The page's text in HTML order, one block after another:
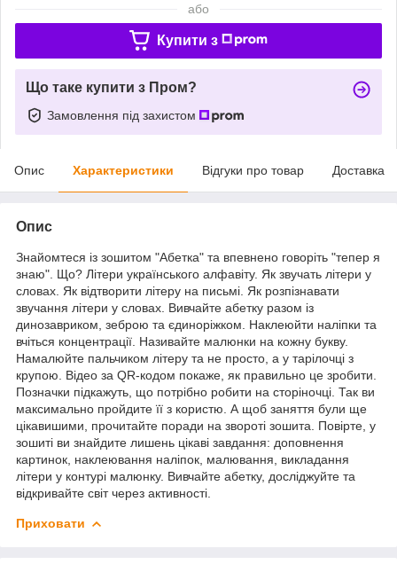
або
Купити з
Що таке купити з Пром?
Замовлення під захистом
Опис Характеристики Відгуки про товар Доставка
Опис
Знайомтеся із зошитом "Абетка" та впевнено говоріть "тепер я
знаю". Що? Літери українського алфавіту. Як звучать літери у
словах. Як відтворити літеру на письмі. Як розпізнавати
звучання літери у словах. Вивчайте абетку разом із
динозавриком, зеброю та єдиноріжком. Наклеюйти наліпки та
вчіться концентрації. Називайте малюнки на кожну букву.
Намалюйте пальчиком літеру та не просто, а у тарілочці з
крупою. Відео за QR-кодом покаже, як правильно це зробити.
Позначки підкажуть, що потрібно робити на сторіночці. Так ви
максимально пройдите її з користю. А щоб заняття були ще
цікавишими, прочитайте поради на звороті зошита. Повірте, у
зошиті ви знайдите лишень цікаві завдання: доповнення
картинок, наклеювання наліпок, малювання, викладання
літери у контурі малюнку. Вивчайте абетку, досліджуйте та
відкривайте світ через активності.
Приховати